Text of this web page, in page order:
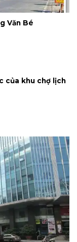
Văn Bé
của khu chợ lịch